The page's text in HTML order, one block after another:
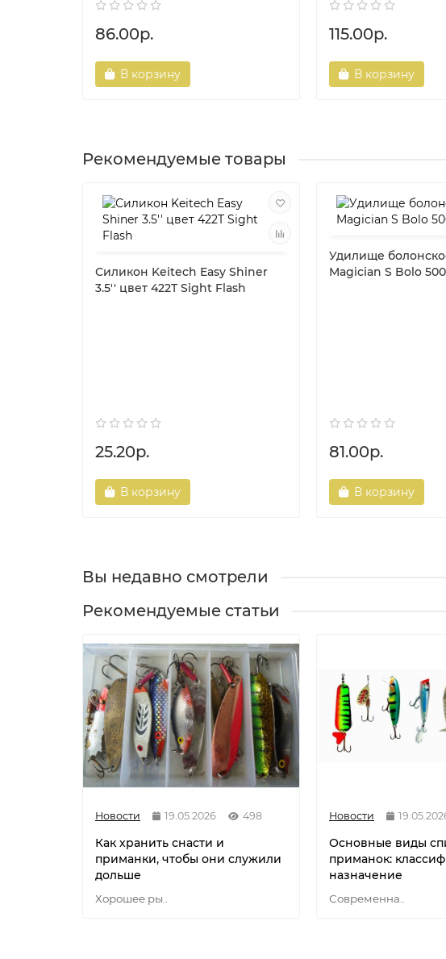
86.00р.
В корзину
115.00р.
В корзину
Рекомендуемые товары
Силикон Keitech Easy Shiner
3.5'' цвет 422T Sight Flash
25.20р.
В корзину
Удилище
Magician S Bolo
81.00р.
В корзину
Вы недавно смотрели
Рекомендуемые статьи
Новости 19.05.2026 498
Как хранить снасти и
приманки, чтобы они служили
дольше
Хорошее ры..
Новости
Основные виды
приманок:
назначение
Современна..